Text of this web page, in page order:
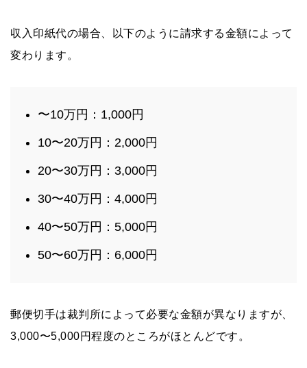
収入印紙代の場合、以下のように請求する金額によって
変わります。
〜10万円：1,000円
10〜20万円：2,000円
20〜30万円：3,000円
30〜40万円：4,000円
40〜50万円：5,000円
50〜60万円：6,000円
郵便切手は裁判所によって必要な金額が異なりますが、
3,000〜5,000円程度のところがほとんどです。